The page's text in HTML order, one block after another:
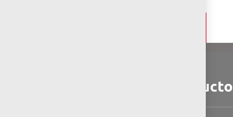
Detalles del producto